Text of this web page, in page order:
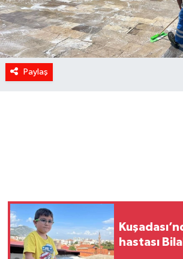
Paylaş
hastası